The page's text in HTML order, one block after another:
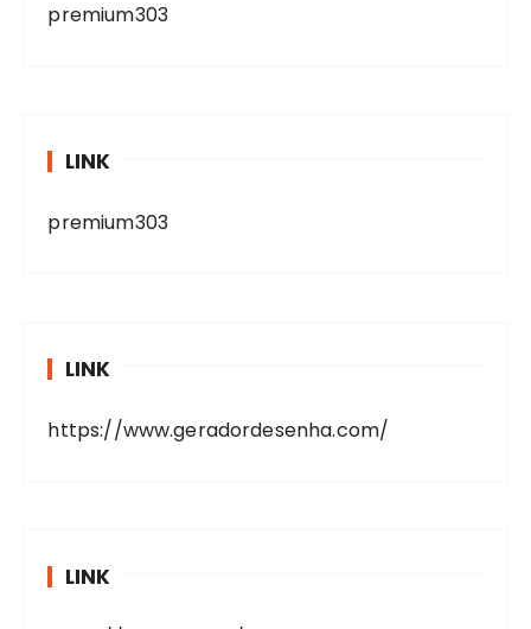
premium303
LINK
premium303
LINK
https://www.geradordesenha.com/
LINK